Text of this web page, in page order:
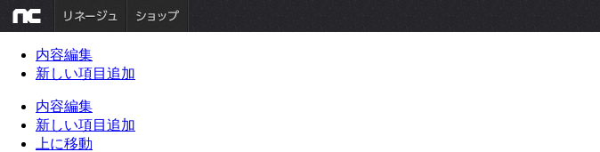
内容編集
新しい項目追加
内容編集
新しい項目追加
上に移動